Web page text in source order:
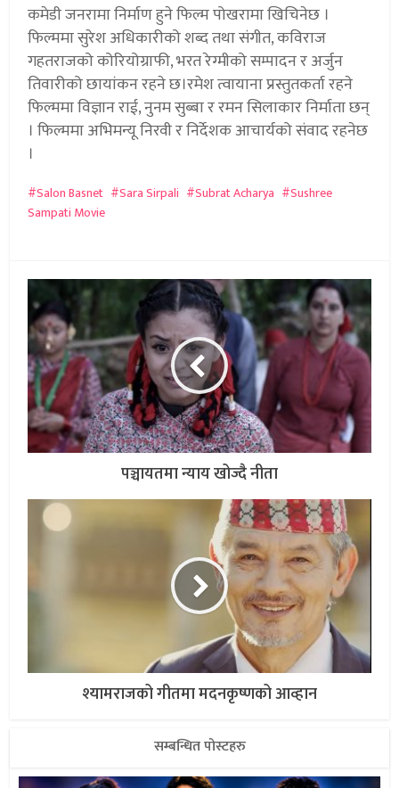
कमेडी जनरामा निर्माण हुने फिल्म पोखरामा खिचिनेछ ।
फिल्ममा सुरेश अधिकारीको शब्द तथा संगीत, कविराज
गहतराजको कोरियोग्राफी, भरत रेग्मीको सम्पादन र अर्जुन
तिवारीको छायांकन रहने छ।रमेश त्वायाना प्रस्तुतकर्ता रहने
फिल्ममा विज्ञान राई, नुनम सुब्बा र रमन सिलाकार निर्माता छन्
। फिल्ममा अभिमन्यू निरवी र निर्देशक आचार्यको संवाद रहनेछ
।
Salon Basnet Sara Sirpali Subrat Acharya
Sushree
Sampati Movie
पञ्चायतमा न्याय खोज्दै नीता
श्यामराजको गीतमा मदनकृष्णको आव्हान
सम्बन्धित पोस्टहरु